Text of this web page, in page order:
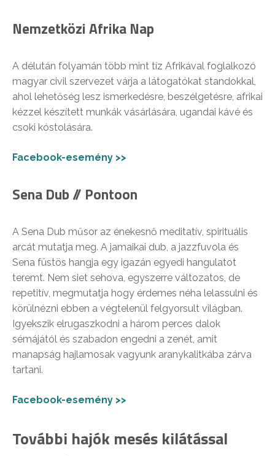
Nemzetközi Afrika Nap
A délután folyamán több mint tíz Afrikával foglalkozó
magyar civil szervezet várja a látogatókat standokkal,
ahol lehetőség lesz ismerkedésre, beszélgetésre, afrikai
kézzel készített munkák vásárlására, ugandai kávé és
csoki kóstolására.
Facebook-esemény >>
Sena Dub // Pontoon
A Sena Dub műsor az énekesnő meditatív, spirituális
arcát mutatja meg. A jamaikai dub, a jazzfuvola és
Sena füstös hangja egy igazán egyedi hangulatot
teremt. Nem siet sehova, egyszerre változatos, de
repetitív, megmutatja hogy érdemes néha lelassulni és
körülnézni ebben a végtelenül felgyorsult világban.
Igyekszik elrugaszkodni a három perces dalok
sémájától és szabadon engedni a zenét, amit
manapság hajlamosak vagyunk aranykalitkába zárva
tartani.
Facebook-esemény >>
További hajók mesés kilátással